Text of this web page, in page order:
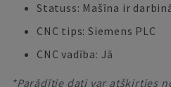
Statuss: Mašīna ir
CNC tips: Siemens PLC
CNC vadība: Jā
*Parādītie dati var atšķirties